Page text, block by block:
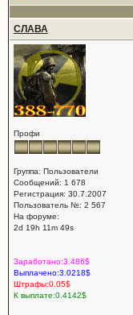
СЛАВА
Профи
Группа: Пользователи
Сообщений: 1 678
Регистрация: 30.7.2007
Пользователь №: 2 567
На форуме:
2d 19h 11m 49s
Заработано:3.486$
Выплачено:3.0218$
Штрафы:0.05$
К выплате:0.4142$